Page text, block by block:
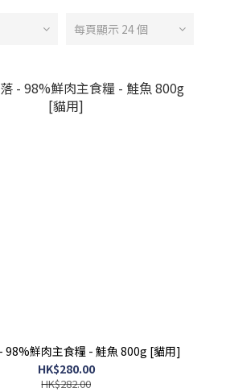
每頁顯示 24 個
98%鮮肉主食糧 - 鮭魚 800g [貓用]
HK$280.00
HK$282.00